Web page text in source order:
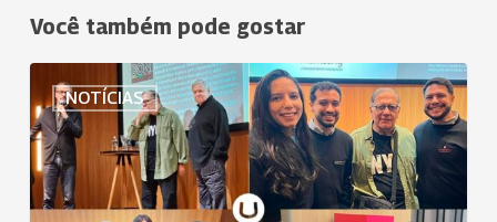
Você também pode gostar
NOTÍCIAS
de
São
José
dos